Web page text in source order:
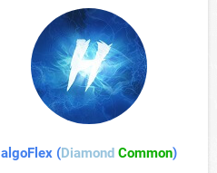
algoFlex (Diamond Common)